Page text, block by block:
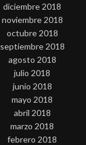
diciembre 2018
noviembre 2018
octubre 2018
septiembre 2018
agosto 2018
julio 2018
junio 2018
mayo 2018
abril 2018
marzo 2018
febrero 2018